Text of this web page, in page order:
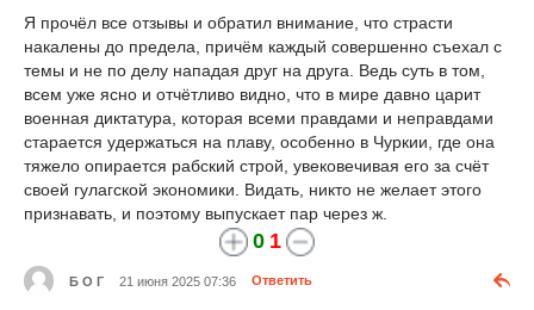
Я прочёл все отзывы и обратил внимание, что страсти
накалены до предела, причём каждый совершенно съехал с
темы и не по делу нападая друг на друга. Ведь суть в том,
всем уже ясно и отчётливо видно, что в мире давно царит
военная диктатура, которая всеми правдами и неправдами
старается удержаться на плаву, особенно в Чуркии, где она
тяжело опирается рабский строй, увековечивая его за счёт
своей гулагской экономики. Видать, никто не желает этого
признавать, и поэтому выпускает пар через ж.
0 1
Б О Г 21 июня 2025 07:36 Ответить